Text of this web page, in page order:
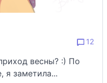
12
весны? :) По
я заметила...